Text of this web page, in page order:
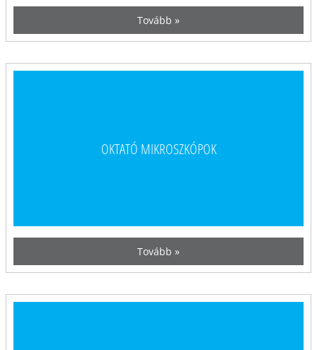
Tovább »
OKTATÓ MIKROSZKÓPOK
Tovább »